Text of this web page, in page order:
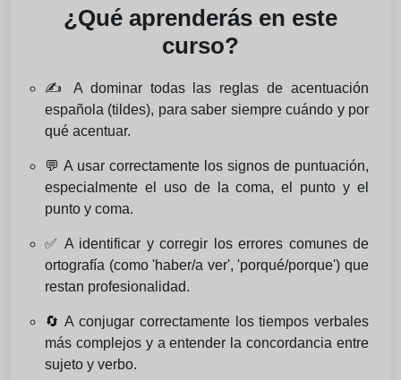
¿Qué aprenderás en este
curso?
✍️ A dominar todas las reglas de acentuación
española (tildes), para saber siempre cuándo y por
qué acentuar.
💬 A usar correctamente los signos de puntuación,
especialmente el uso de la coma, el punto y el
punto y coma.
✅ A identificar y corregir los errores comunes de
ortografía (como 'haber/a ver', 'porqué/porque') que
restan profesionalidad.
🔄 A conjugar correctamente los tiempos verbales
más complejos y a entender la concordancia entre
sujeto y verbo.